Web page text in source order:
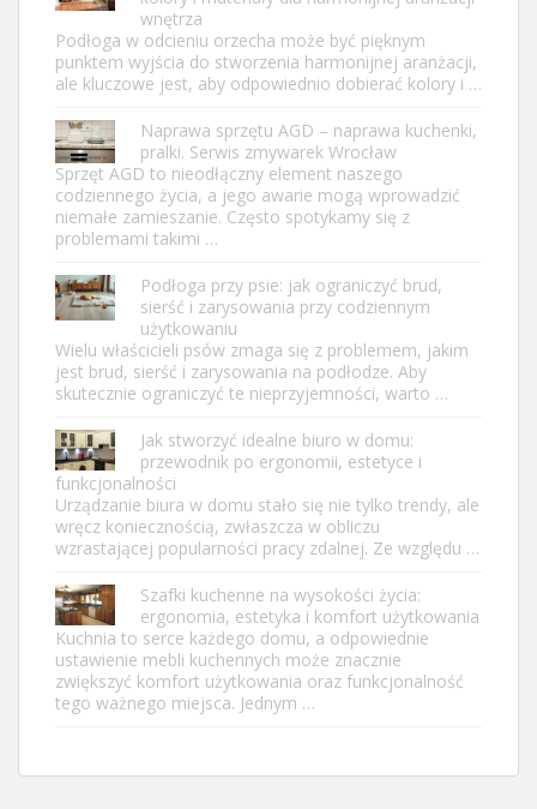
wnętrza
Podłoga w odcieniu orzecha może być pięknym
punktem wyjścia do stworzenia harmonijnej aranżacji,
ale kluczowe jest, aby odpowiednio dobierać kolory i …
Naprawa sprzętu AGD – naprawa kuchenki,
pralki. Serwis zmywarek Wrocław
Sprzęt AGD to nieodłączny element naszego
codziennego życia, a jego awarie mogą wprowadzić
niemałe zamieszanie. Często spotykamy się z
problemami takimi …
Podłoga przy psie: jak ograniczyć brud,
sierść i zarysowania przy codziennym
użytkowaniu
Wielu właścicieli psów zmaga się z problemem, jakim
jest brud, sierść i zarysowania na podłodze. Aby
skutecznie ograniczyć te nieprzyjemności, warto …
Jak stworzyć idealne biuro w domu:
przewodnik po ergonomii, estetyce i
funkcjonalności
Urządzanie biura w domu stało się nie tylko trendy, ale
wręcz koniecznością, zwłaszcza w obliczu
wzrastającej popularności pracy zdalnej. Ze względu …
Szafki kuchenne na wysokości życia:
ergonomia, estetyka i komfort użytkowania
Kuchnia to serce każdego domu, a odpowiednie
ustawienie mebli kuchennych może znacznie
zwiększyć komfort użytkowania oraz funkcjonalność
tego ważnego miejsca. Jednym …